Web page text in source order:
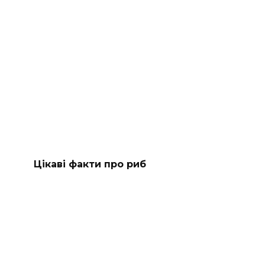
Цікаві факти про риб